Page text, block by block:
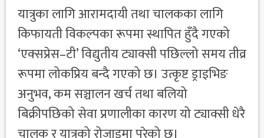
यात्रुका लागि आरामदायी तथा चालकका लागि
किफायती विकल्पका रूपमा स्थापित हुँदै गएको
‘एक्सप्रेस–टी’ विद्युतीय ट्याक्सी पछिल्लो समय तीव्र
रूपमा लोकप्रिय बन्दै गएको छ। उत्कृष्ट ड्राइभिङ
अनुभव, कम सञ्चालन खर्च तथा बलियो
बिक्रीपछिको सेवा प्रणालीका कारण यो ट्याक्सी धेरै